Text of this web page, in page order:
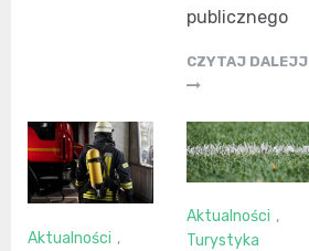
publicznego
CZYTAJ DALEJJ
Aktualności ,
Aktualności ,
Turystyka